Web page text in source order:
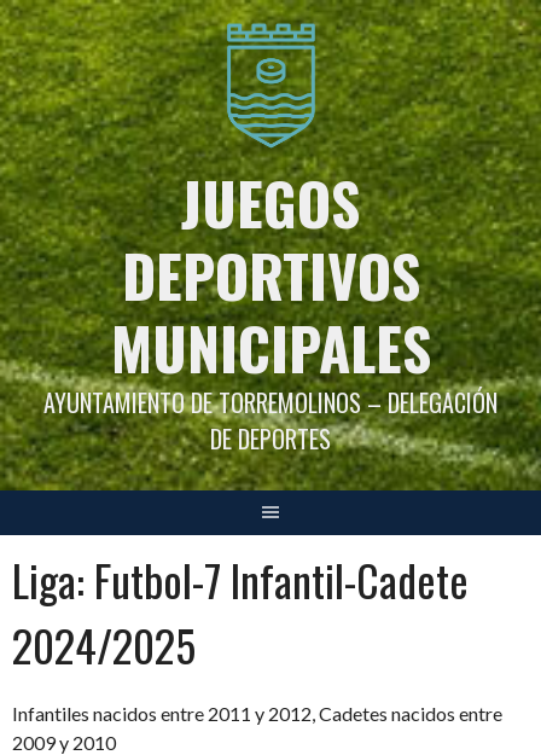
Saltar
al
contenido
JUEGOS
DEPORTIVOS
MUNICIPALES
AYUNTAMIENTO DE TORREMOLINOS – DELEGACIÓN
DE DEPORTES
Liga: Futbol-7 Infantil-Cadete
2024/2025
Infantiles nacidos entre 2011 y 2012, Cadetes nacidos entre
2009 y 2010